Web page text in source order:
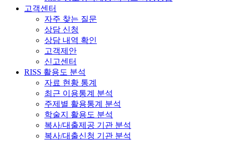
고객센터
자주 찾는 질문
상담 신청
상담 내역 확인
고객제안
신고센터
RISS 활용도 분석
자료 현황 통계
최근 이용통계 분석
주제별 활용통계 분석
학술지 활용도 분석
복사/대출제공 기관 분석
복사/대출신청 기관 분석